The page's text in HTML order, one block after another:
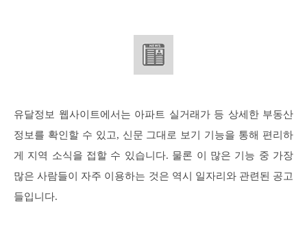
유달정보 웹사이트에서는 아파트 실거래가 등 상세한 부동산
정보를 확인할 수 있고, 신문 그대로 보기 기능을 통해 편리하
게 지역 소식을 접할 수 있습니다. 물론 이 많은 기능 중 가장
많은 사람들이 자주 이용하는 것은 역시 일자리와 관련된 공고
들입니다.